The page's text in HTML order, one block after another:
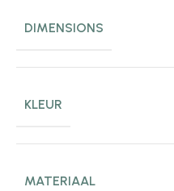
DIMENSIONS
KLEUR
MATERIAAL